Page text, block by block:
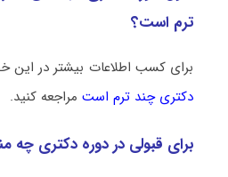
ترم است؟
برای کسب اطلاعات بیشتر در این
دکتری چند ترم استمراجعه کنید.
برای قبولی در دوره دکتری چه